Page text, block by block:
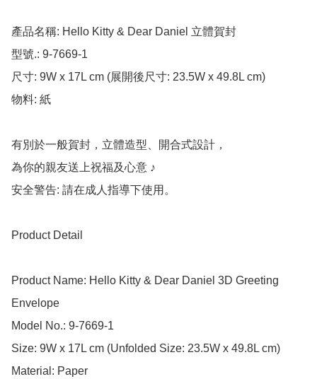
產品名稱: Hello Kitty & Dear Daniel 立體賀封
型號.: 9-7669-1
尺寸: 9W x 17L cm (展開後尺寸: 23.5W x 49.8L cm)
物料: 紙
有別於一般賀封，立體造型、開合式設計，
為你的親友送上祝福及心意 ♪
安全警告: 請在成人指導下使用。
Product Detail
Product Name: Hello Kitty & Dear Daniel 3D Greeting
Envelope
Model No.: 9-7669-1
Size: 9W x 17L cm (Unfolded Size: 23.5W x 49.8L cm)
Material: Paper